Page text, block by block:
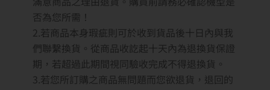
否為您所需！
2.若商品本身瑕疵則可於收到貨品後十日內與我
們聯繫換貨。從商品收訖起十天內為退換貨保證
期，若超過此期間視同驗收完成不得退換貨。
3.若您所訂購之商品無問題而您欲退貨，退回的